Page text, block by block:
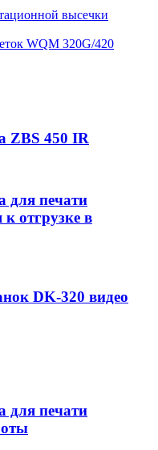
высечки
WQM 320G/420
ZBS 450 IR
для печати
к отгрузке в
DK-320 видео
для печати